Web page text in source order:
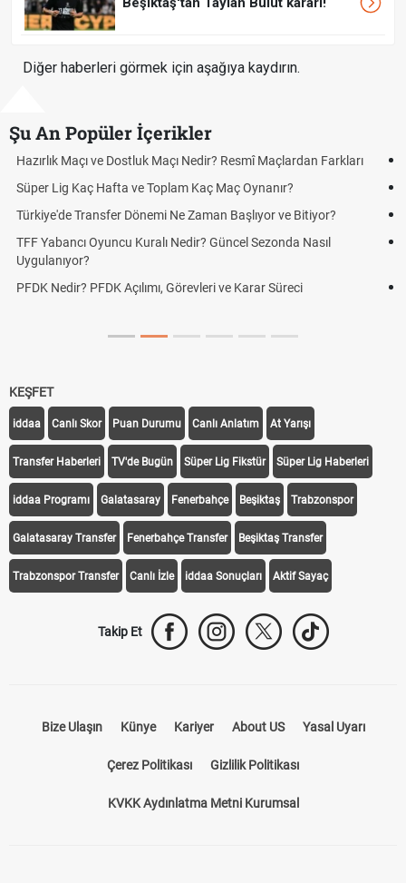
Diğer haberleri görmek için aşağıya kaydırın.
Şu An Popüler İçerikler
Puan Durumunda AG, OM ve Diğer Kısaltmalar Ne Anlama Gelir?
Skor Ne Demek? Sporda Skor ve Sonuç Kavramları
Futbol Nasıl Oynanır? Temel Futbol Kuralları
Deplasman Golü Kuralı Nedir? Hangi Organizasyonlarda
Uygulanıyor?
DGS Sonuçları Ne Zaman Açıklanacak 2026? ÖSYM Sonuç
KEŞFET
iddaa Canlı Skor Puan Durumu Canlı Anlatım At Yarışı
Transfer Haberleri TV'de Bugün Süper Lig Fikstür Süper Lig Haberleri
iddaa Programı Galatasaray Fenerbahçe Beşiktaş Trabzonspor
Galatasaray Transfer Fenerbahçe Transfer Beşiktaş Transfer
Trabzonspor Transfer Canlı İzle iddaa Sonuçları Aktif Sayaç
Takip Et
Bize Ulaşın Künye Kariyer About US Yasal Uyarı
Çerez Politikası Gizlilik Politikası
KVKK Aydınlatma Metni Kurumsal